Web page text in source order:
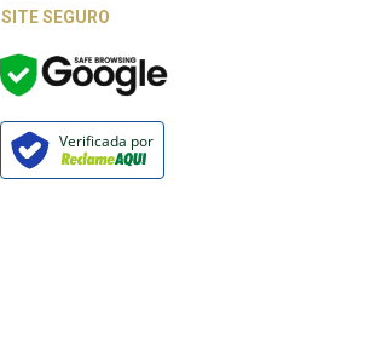
SITE SEGURO
Verificada por